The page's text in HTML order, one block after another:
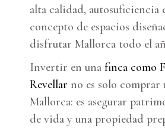
alta calidad, autosuficiencia
concepto de espacios
disfrutar Mallorca todo el
Invertir en unafinca como
Revellar no es solo comprar
Mallorca: es asegurar
de vida y una propiedad